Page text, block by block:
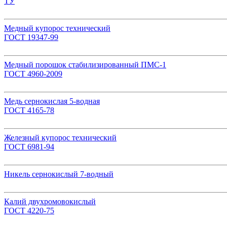
Медный купорос технический
ГОСТ 19347-99
Медный порошок стабилизированный ПМС-1
ГОСТ 4960-2009
Медь сернокислая 5-водная
ГОСТ 4165-78
Железный купорос технический
ГОСТ 6981-94
Никель сернокислый 7-водный
Калий двухромовокислый
ГОСТ 4220-75